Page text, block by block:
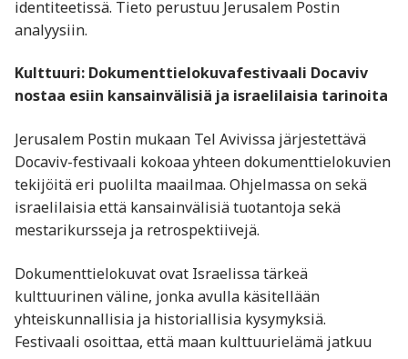
identiteetissä. Tieto perustuu Jerusalem Postin
analyysiin.
Kulttuuri: Dokumenttielokuvafestivaali Docaviv
nostaa esiin kansainvälisiä ja israelilaisia tarinoita
Jerusalem Postin mukaan Tel Avivissa järjestettävä
Docaviv-festivaali kokoaa yhteen dokumenttielokuvien
tekijöitä eri puolilta maailmaa. Ohjelmassa on sekä
israelilaisia että kansainvälisiä tuotantoja sekä
mestarikursseja ja retrospektiivejä.
Dokumenttielokuvat ovat Israelissa tärkeä
kulttuurinen väline, jonka avulla käsitellään
yhteiskunnallisia ja historiallisia kysymyksiä.
Festivaali osoittaa, että maan kulttuurielämä jatkuu